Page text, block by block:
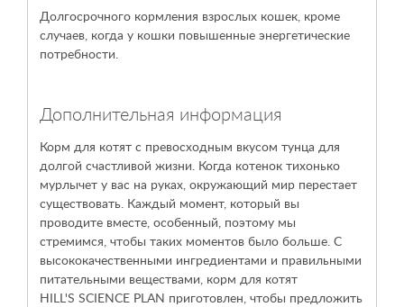
Долгосрочного кормления взрослых кошек, кроме
случаев, когда у кошки повышенные энергетические
потребности.
Дополнительная информация
Корм для котят с превосходным вкусом тунца для
долгой счастливой жизни. Когда котенок тихонько
мурлычет у вас на руках, окружающий мир перестает
существовать. Каждый момент, который вы
проводите вместе, особенный, поэтому мы
стремимся, чтобы таких моментов было больше. С
высококачественными ингредиентами и правильными
питательными веществами, корм для котят
HILL'S SCIENCE PLAN приготовлен, чтобы предложить